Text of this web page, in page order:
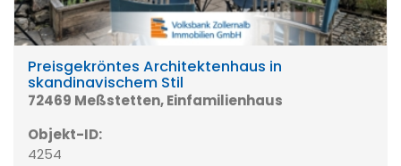
Preisgekröntes Architektenhaus in
skandinavischem Stil
72469 Meßstetten, Einfamilienhaus
Objekt-ID:
4254